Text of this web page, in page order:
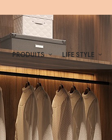
PRODUITS LIFE STYLE